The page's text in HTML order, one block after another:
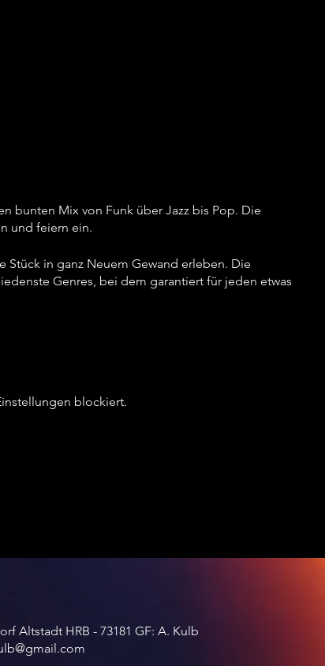
bunten Mix von Funk über Jazz bis Pop. Die
und feiern ein.
Stück in ganz Neuem Gewand erleben. Die
Genres, bei dem garantiert für jeden etwas
blockiert.
HRB - 73181 GF: A. Kulb